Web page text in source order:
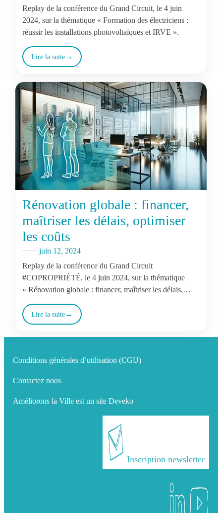
Replay de la conférence du Grand Circuit, le 4 juin
2024, sur la thématique « Formation des électriciens :
réussir les installations photovoltaïques et IRVE ».
Lire la suite
Rénovation globale : financer,
maîtriser les délais, optimiser
les coûts
juin 12, 2024
Replay de la conférence du Grand Circuit
#COPROPRIÉTÉ, le 4 juin 2024, sur la thématique
« Rénovation globale : financer, maîtriser les délais,
Lire la suite
Conditions générales d’utilisation (CGU)
Contactez nous
Améliorons la Ville est un site Deveko
Inscription newsletter